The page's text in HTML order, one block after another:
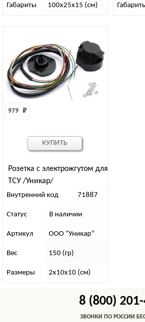
Габариты 100х25х15 (см)
Розетка с электрожгутом для
ТСУ /Уникар/
979 ₽
Внутренний код 71887
Статус В наличии
Артикул ООО “Уникар”
Вес 150 (гр)
Размеры 2х10х10 (см)
КУПИТЬ
8 (800)
ЗВОНКИ ПО РОССИИ